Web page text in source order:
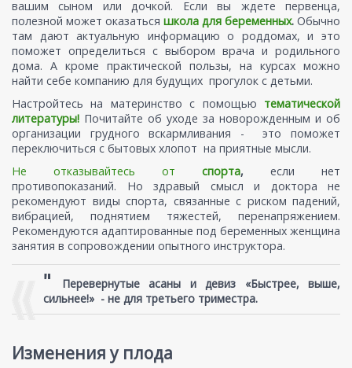
вашим сыном или дочкой. Если вы ждете первенца,
полезной может оказаться школа для беременных. Обычно
там дают актуальную информацию о роддомах, и это
поможет определиться с выбором врача и родильного
дома. А кроме практической пользы, на курсах можно
найти себе компанию для будущих прогулок с детьми.
Настройтесь на материнство с помощью тематической
литературы! Почитайте об уходе за новорожденным и об
организации грудного вскармливания - это поможет
переключиться с бытовых хлопот на приятные мысли.
Не отказывайтесь от спорта, если нет
противопоказаний. Но здравый смысл и доктора не
рекомендуют виды спорта, связанные с риском падений,
вибрацией, поднятием тяжестей, перенапряжением.
Рекомендуются адаптированные под беременных женщина
занятия в сопровождении опытного инструктора.
"
Перевернутые асаны и девиз «Быстрее, выше,
сильнее!» - не для третьего триместра.
Изменения у плода